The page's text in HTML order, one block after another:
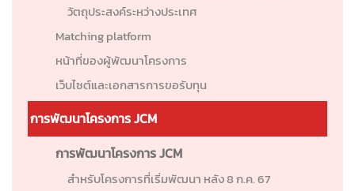
วัตถุประสงค์ระหว่างประเทศ
Matching platform
หน้าที่ของผู้พัฒนาโครงการ
เว็บไซต์และเอกสารการขอรับทุน
การพัฒนาโครงการ JCM
การพัฒนาโครงการ JCM
สำหรับโครงการที่เริ่มพัฒนา หลัง 8 ก.ค. 67